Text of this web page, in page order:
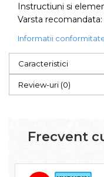
Instructiuni si
Varsta recomandata:
Informatii
Caracteristici
Review-uri (0)
Frecvent